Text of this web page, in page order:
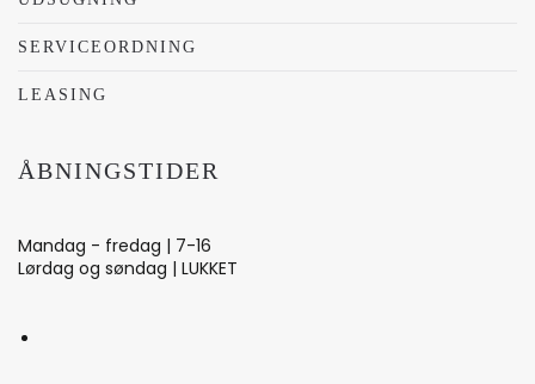
SERVICEORDNING
LEASING
ÅBNINGSTIDER
Mandag - fredag | 7-16
Lørdag og søndag | LUKKET